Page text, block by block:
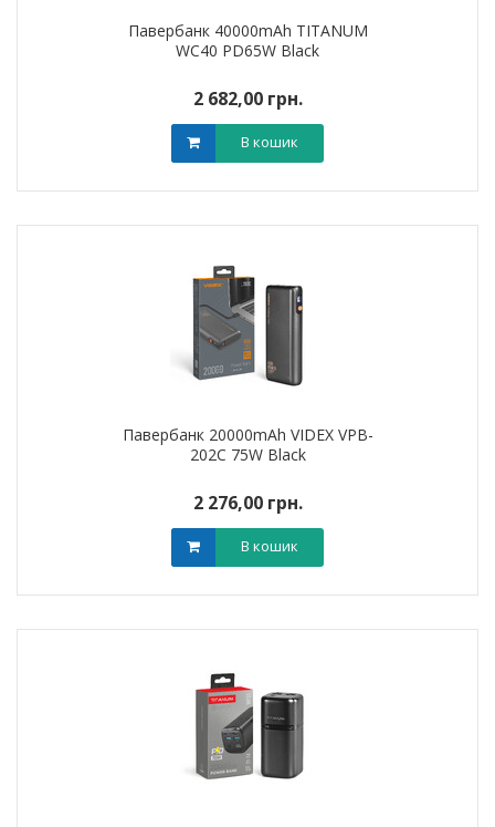
Павербанк 40000mAh TITANUM
WC40 PD65W Black
2 682,00 грн.
В кошик
Павербанк 20000mAh VIDEX VPB-
202C 75W Black
2 276,00 грн.
В кошик